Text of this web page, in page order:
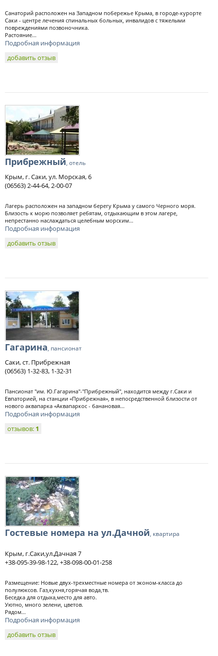
Санаторий расположен на Западном побережье Крыма, в городе-курорте
Саки - центре лечения спинальных больных, инвалидов с тяжелыми
повреждениями позвоночника.
Растояние...
Подробная информация
добавить отзыв
Прибрежный, отель
Крым, г. Саки, ул. Морская, 6
(06563) 2-44-64, 2-00-07
Лагерь расположен на западном берегу Крыма у самого Черного моря.
Близость к морю позволяет ребятам, отдыхающим в этом лагере,
непрестанно наслаждаться целебным морским...
Подробная информация
добавить отзыв
Гагарина, пансионат
Саки, ст. Прибрежная
(06563) 1-32-83, 1-32-31
Пансионат "им. Ю.Гагарина"-"Прибрежный", находится между г.Саки и
Евпаторией, на станции «Прибрежная», в непосредственной близости от
нового аквапарка «Аквапаркос - банановая...
Подробная информация
отзывов: 1
Гостевые номера на ул.Дачной, квартира
Крым, г.Саки,ул.Дачная 7
+38-095-39-98-122, +38-098-00-01-258
Размещение: Новые двух-трехместные номера от эконом-класса до
полулюксов. Газ,кухня,горячая вода,тв.
Беседка для отдыха,место для авто.
Уютно, много зелени, цветов.
Рядом...
Подробная информация
добавить отзыв